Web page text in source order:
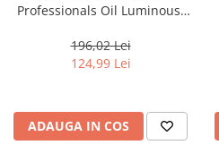
Professionals Oil Luminous,
196,02 Lei
124,99 Lei
ADAUGA IN COS